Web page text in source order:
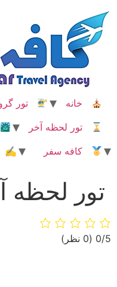
محتوا
خانه تور
تور لحظه آخر
کافه سفر
✍
تور لحظه
‫0/5 ‫(0 نظر)